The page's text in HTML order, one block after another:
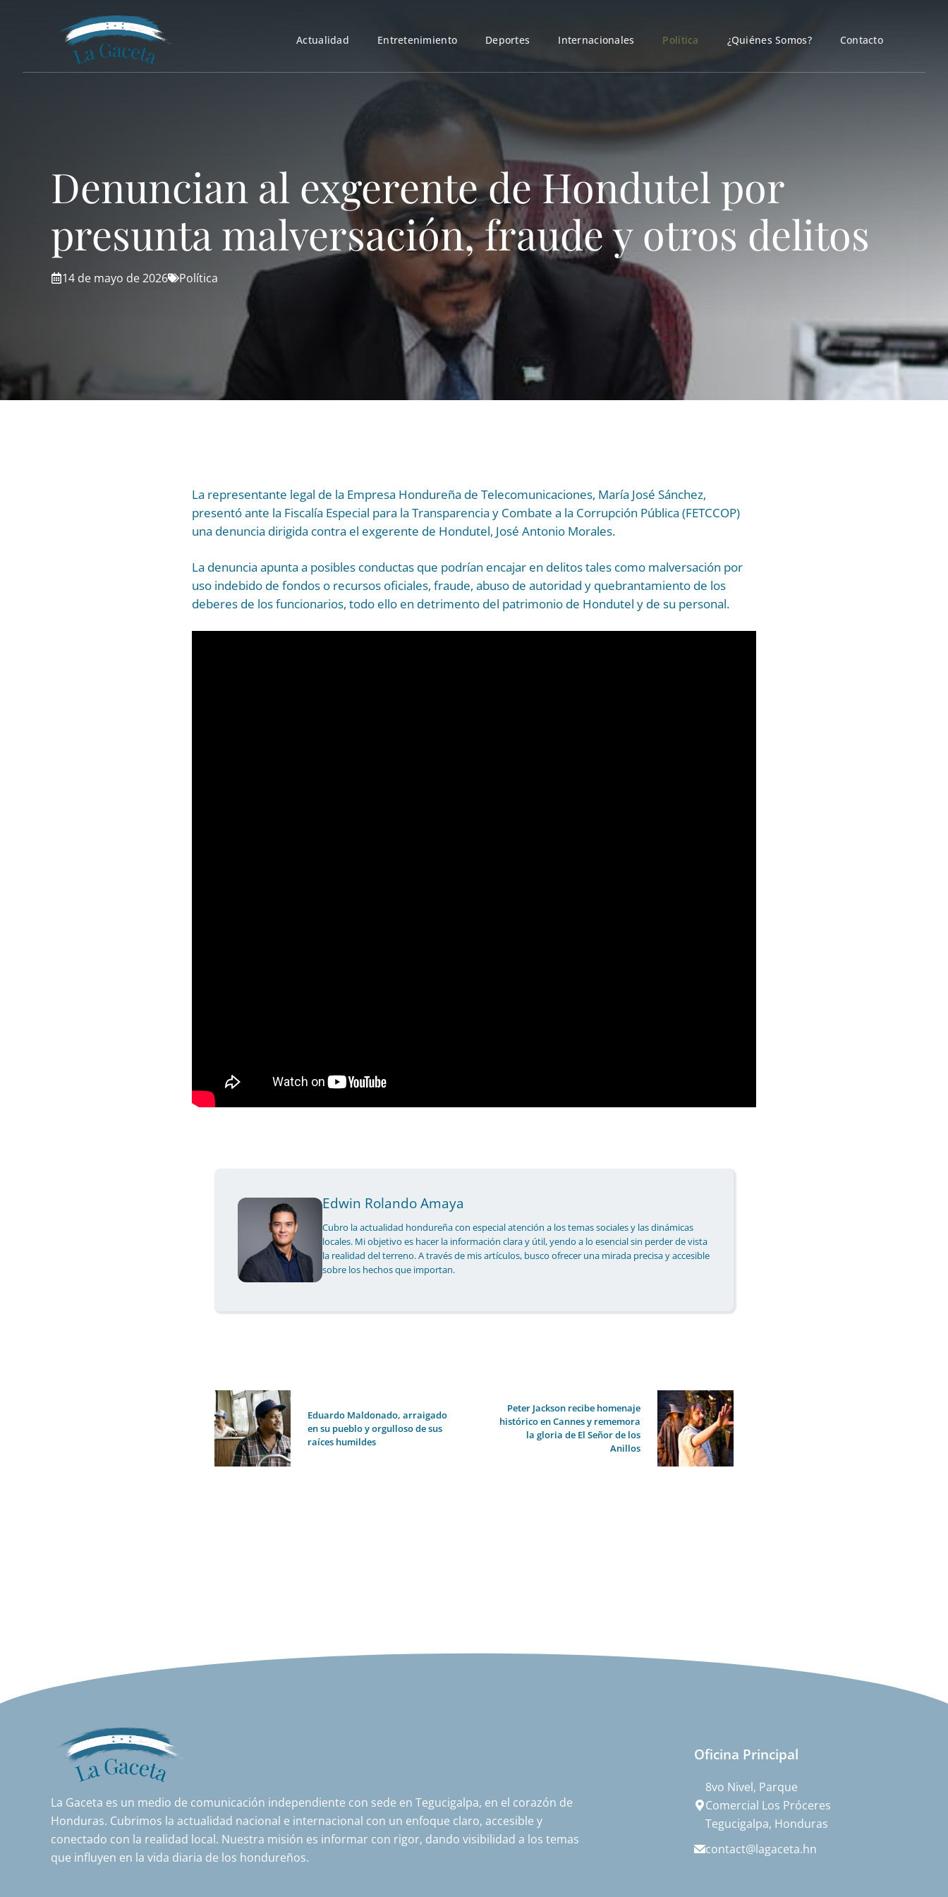
Actualidad Entretenimiento Deportes Internacionales Política ¿Quiénes Somos? Contacto
Denuncian al exgerente de Hondutel por
presunta malversación, fraude y otros delitos
14 de mayo de 2026 Política
La representante legal de la Empresa Hondureña de Telecomunicaciones, María José Sánchez,
presentó ante la Fiscalía Especial para la Transparencia y Combate a la Corrupción Pública (FETCCOP)
una denuncia dirigida contra el exgerente de Hondutel, José Antonio Morales.
La denuncia apunta a posibles conductas que podrían encajar en delitos tales como malversación por
uso indebido de fondos o recursos oficiales, fraude, abuso de autoridad y quebrantamiento de los
deberes de los funcionarios, todo ello en detrimento del patrimonio de Hondutel y de su personal.
Edwin Rolando Amaya
Cubro la actualidad hondureña con especial atención a los temas sociales y las dinámicas
locales. Mi objetivo es hacer la información clara y útil, yendo a lo esencial sin perder de vista
la realidad del terreno. A través de mis artículos, busco ofrecer una mirada precisa y accesible
sobre los hechos que importan.
Eduardo Maldonado, arraigado
en su pueblo y orgulloso de sus
raíces humildes
Peter Jackson recibe homenaje
histórico en Cannes y rememora
la gloria de El Señor de los
Anillos
La Gaceta es un medio de comunicación independiente con sede en Tegucigalpa, en el corazón de
Honduras. Cubrimos la actualidad nacional e internacional con un enfoque claro, accesible y
conectado con la realidad local. Nuestra misión es informar con rigor, dando visibilidad a los temas
que influyen en la vida diaria de los hondureños.
Oficina Principal
8vo Nivel, Parque
Comercial Los Próceres
Tegucigalpa, Honduras
contact@lagaceta.hn